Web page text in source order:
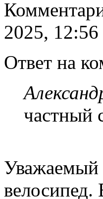
2025, 12:56
Ответ на
частный
Уважаемый
велосипед.